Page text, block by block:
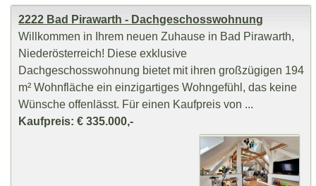
2222 Bad Pirawarth - Dachgeschosswohnung
Willkommen in Ihrem neuen Zuhause in Bad Pirawarth,
Niederösterreich! Diese exklusive
Dachgeschosswohnung bietet mit ihren großzügigen 194
m² Wohnfläche ein einzigartiges Wohngefühl, das keine
Wünsche offenlässt. Für einen Kaufpreis von ...
Kaufpreis: € 335.000,-